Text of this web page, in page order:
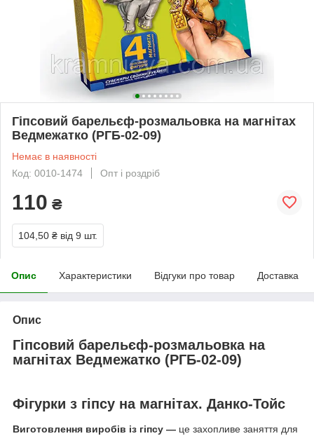
Гіпсовий барельєф-розмальовка на магнітах
Ведмежатко (РГБ-02-09)
Немає в наявності
Код: 0010-1474
Опт і роздріб
110 ₴
104,50 ₴ від 9 шт.
Опис Характеристики Відгуки про товар Доставка
Опис
Гіпсовий барельєф-розмальовка на
магнітах Ведмежатко (РГБ-02-09)
Фігурки з гіпсу на магнітах. Данко-Тойс
Виготовлення виробів із гіпсу — це захопливе заняття для